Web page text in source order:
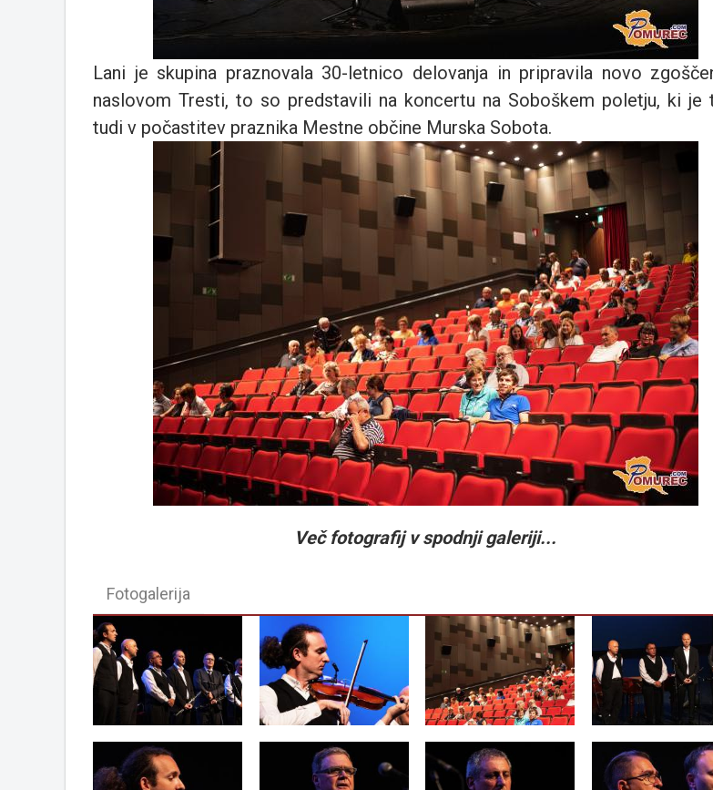
Lani je skupina praznovala 30-letnico delovanja in pripravila novo
naslovom Tresti, to so predstavili na koncertu na Soboškem poletju, ki je
tudi v počastitev praznika Mestne občine Murska Sobota.
Več fotografij v spodnji galeriji...
Fotogalerija